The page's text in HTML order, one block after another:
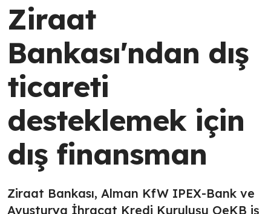
Ziraat
Bankası'ndan dış
ticareti
desteklemek için
dış finansman
Ziraat Bankası, Alman KfW IPEX-Bank ve
Avusturya İhracat Kredi Kuruluşu OeKB iş